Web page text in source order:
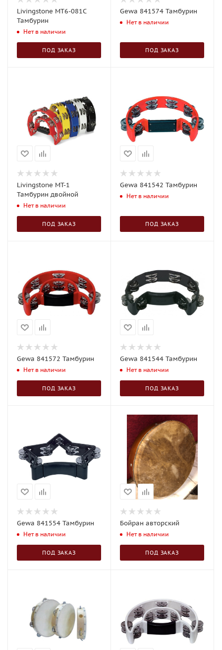
Livingstone MT6-081C
Тамбурин
Нет в наличии
ПОД ЗАКАЗ
Gewa 841574 Тамбурин
Нет в наличии
ПОД ЗАКАЗ
Livingstone MT-1
Тамбурин двойной
Нет в наличии
ПОД ЗАКАЗ
Gewa 841542 Тамбурин
Нет в наличии
ПОД ЗАКАЗ
Gewa 841572 Тамбурин
Нет в наличии
ПОД ЗАКАЗ
Gewa 841544 Тамбурин
Нет в наличии
ПОД ЗАКАЗ
Gewa 841554 Тамбурин
Нет в наличии
ПОД ЗАКАЗ
Бойран авторский
Нет в наличии
ПОД ЗАКАЗ